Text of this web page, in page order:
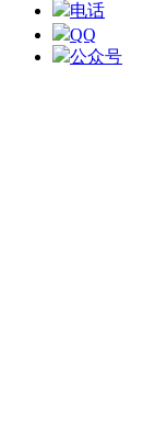
电话
QQ
公众号